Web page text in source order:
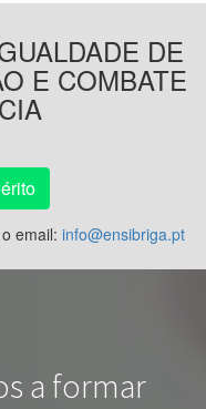
DE
E COMBATE
email: info@ensibriga.pt
a formar